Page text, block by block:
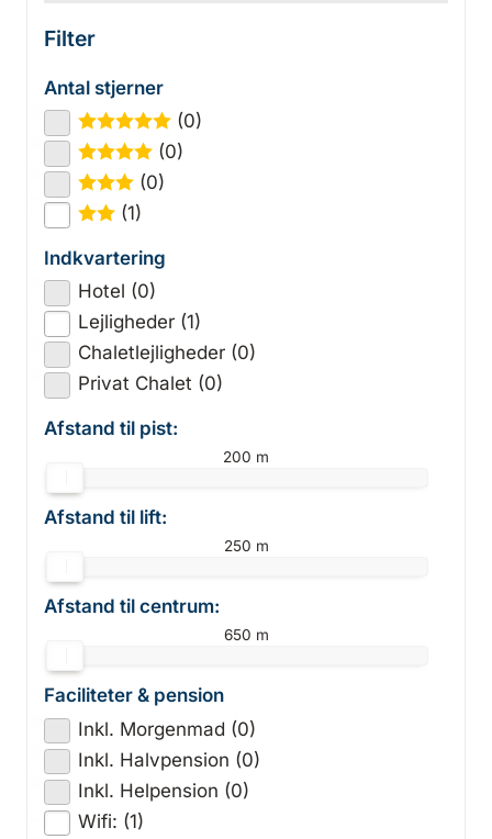
Filter
Antal stjerner
★★★★★
(0)
★★★★
(0)
★★★
(0)
★★
(1)
Indkvartering
Hotel (0)
Lejligheder (1)
Chaletlejligheder (0)
Privat Chalet (0)
Afstand til pist:
200 m
Afstand til lift:
250 m
Afstand til centrum:
650 m
Faciliteter & pension
Inkl. Morgenmad (0)
Inkl. Halvpension (0)
Inkl. Helpension (0)
Wifi: (1)